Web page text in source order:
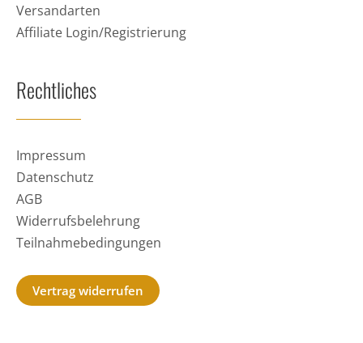
Versandarten
Affiliate Login/Registrierung
Rechtliches
Impressum
Datenschutz
AGB
Widerrufsbelehrung
Teilnahmebedingungen
Vertrag widerrufen